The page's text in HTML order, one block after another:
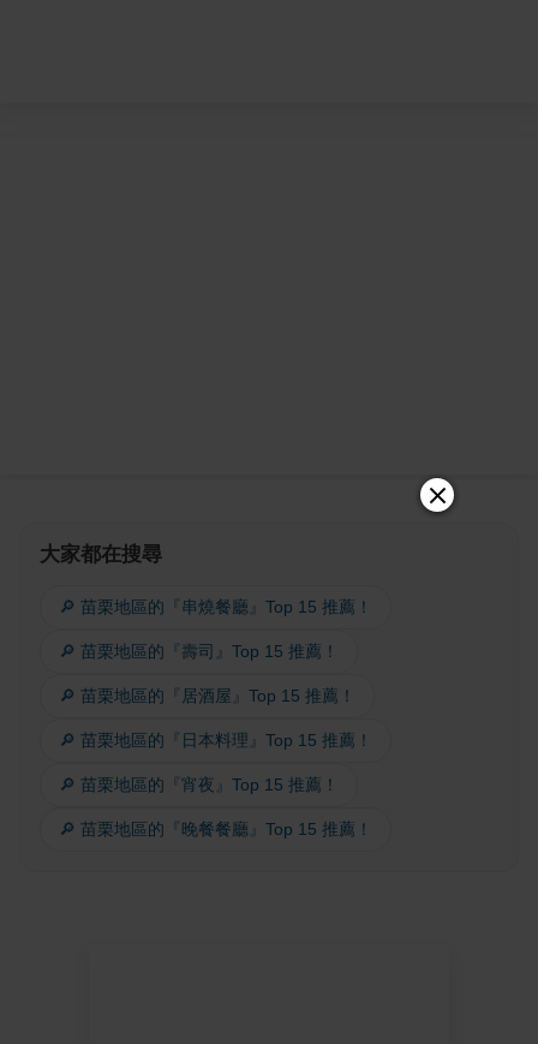
大家都在搜尋
🔎 苗栗地區的『串燒餐廳』Top 15 推薦！
🔎 苗栗地區的『壽司』Top 15 推薦！
🔎 苗栗地區的『居酒屋』Top 15 推薦！
🔎 苗栗地區的『日本料理』Top 15 推薦！
🔎 苗栗地區的『宵夜』Top 15 推薦！
🔎 苗栗地區的『晚餐餐廳』Top 15 推薦！